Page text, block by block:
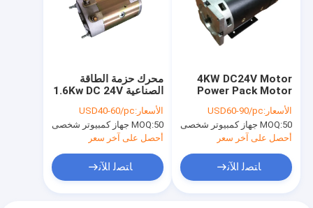
محرك حزمة الطاقة
الصناعية 1.6Kw DC 24V
، محرك هيدروليكي عالي
دورة في الدقيقة
الأسعار:USD40-60/pc
MOQ:50 جهاز كمبيوتر شخصى
أحصل على آخر سعر
ﺎﺘﺼﻟ ﺍﻶﻧ
4KW DC24V Motor
Power Pack Motor
الهيدروليكية المتنقلة
الأسعار:USD60-90/pc
MOQ:50 جهاز كمبيوتر شخصى
أحصل على آخر سعر
ﺎﺘﺼﻟ ﺍﻶﻧ